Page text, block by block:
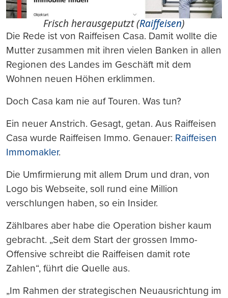
Frisch herausgeputzt (Raiffeisen)
Die Rede ist von Raiffeisen Casa. Damit wollte die
Mutter zusammen mit ihren vielen Banken in allen
Regionen des Landes im Geschäft mit dem
Wohnen neuen Höhen erklimmen.
Doch Casa kam nie auf Touren. Was tun?
Ein neuer Anstrich. Gesagt, getan. Aus Raiffeisen
Casa wurde Raiffeisen Immo. Genauer: Raiffeisen
Immomakler.
Die Umfirmierung mit allem Drum und dran, von
Logo bis Webseite, soll rund eine Million
verschlungen haben, so ein Insider.
Zählbares aber habe die Operation bisher kaum
gebracht. „Seit dem Start der grossen Immo-
Offensive schreibt die Raiffeisen damit rote
Zahlen“, führt die Quelle aus.
„Im Rahmen der strategischen Neuausrichtung im